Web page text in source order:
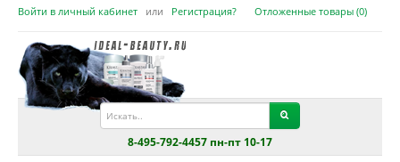
Войти в личный кабинет или Регистрация? Отложенные товары (0)
8-495-792-4457 пн-пт 10-17